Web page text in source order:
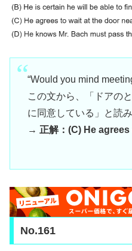
“Would you mind
この文から、「ドアの
に同意している」と読み
→ 正解：(C) He
No.161